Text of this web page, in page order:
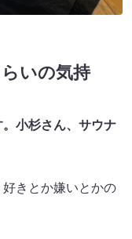
いの気持
小杉さん、サウナ
きとか嫌いとかの